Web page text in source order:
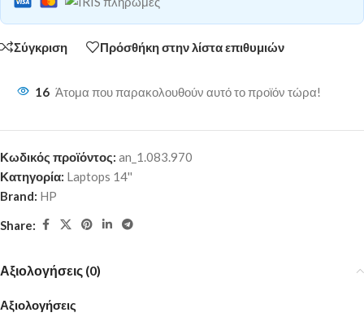
Σύγκριση Πρόσθήκη στην λίστα επιθυμιών
16 Άτομα που παρακολουθούν αυτό το προϊόν τώρα!
Κωδικός προϊόντος: an_1.083.970
Κατηγορία: Laptops 14''
Brand: HP
Share:
Αξιολογήσεις (0)
Αξιολογήσεις